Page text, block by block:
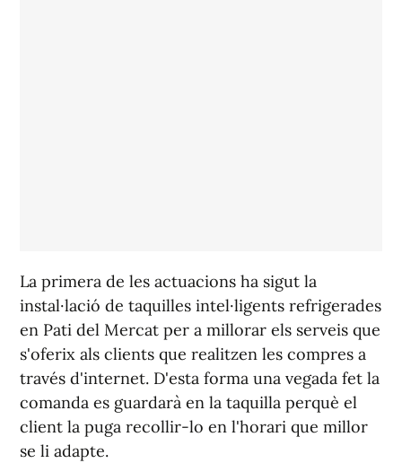
La primera de les actuacions ha sigut la
instal·lació de taquilles intel·ligents refrigerades
en Pati del Mercat per a millorar els serveis que
s'oferix als clients que realitzen les compres a
través d'internet. D'esta forma una vegada fet la
comanda es guardarà en la taquilla perquè el
client la puga recollir-lo en l'horari que millor
se li adapte.